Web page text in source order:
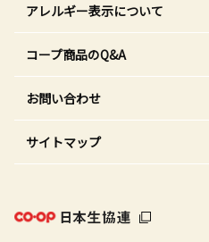
アレルギー表示について
コープ商品のQ&A
お問い合わせ
サイトマップ